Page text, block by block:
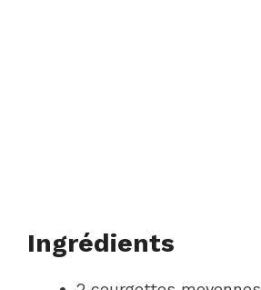
Ingrédients